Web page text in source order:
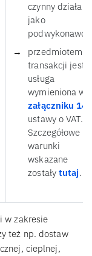
czynny działa
jako
przedmiotem
transakcji jest
usługa
wymieniona w
załączniku 14
ustawy o VAT.
Szczegółowe
warunki
wskazane
zostałytutaj.
w zakresie
też np. dostaw
cieplnej,